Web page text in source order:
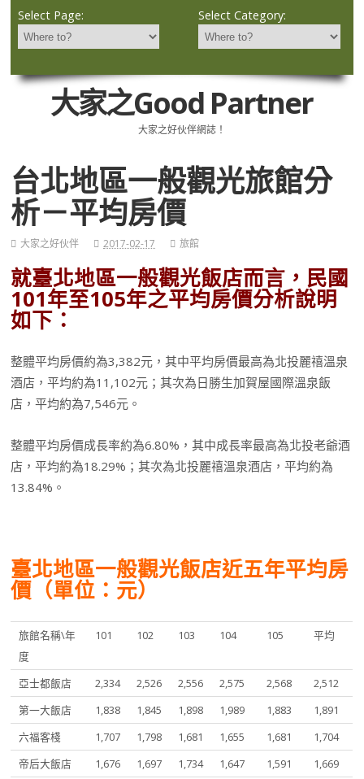
Select Page: Select Category:
大家之Good Partner
大家之好伙伴網誌！
台北地區一般觀光旅館分
析－平均房價
大家之好伙伴 2017-02-17 旅館
就臺北地區一般觀光飯店而言，民國
101年至105年之平均房價分析說明
如下：
整體平均房價約為3,382元，其中平均房價最高為北投麗禧溫泉
酒店，平均約為11,102元；其次為日勝生加賀屋國際溫泉飯
店，平均約為7,546元。
整體平均房價成長率約為6.80%，其中成長率最高為北投老爺酒
店，平均約為18.29%；其次為北投麗禧溫泉酒店，平均約為
13.84%。
臺北地區一般觀光飯店近五年平均房
價（單位：元）
旅館名稱\年
度
101 102 103 104 105 平均
亞士都飯店 2,334 2,526 2,556 2,575 2,568
2,512
第一大飯店
1,838 1,845 1,898 1,989 1,883
1,891
六福客棧
1,707 1,798 1,681 1,655 1,681
1,704
帝后大飯店
1,676 1,697 1,734 1,647 1,591
1,669